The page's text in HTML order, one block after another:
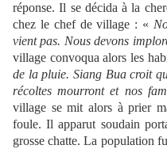
réponse. Il se décida à la
chez le chef de village : «
vient pas. Nous devons
village convoqua alors les
de la pluie. Siang Bua croit
récoltes mourront et nos
village se mit alors à prier
foule. Il apparut soudain
grosse chatte. La population